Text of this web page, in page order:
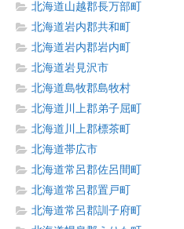
北海道山越郡長万部町
北海道岩内郡共和町
北海道岩内郡岩内町
北海道岩見沢市
北海道島牧郡島牧村
北海道川上郡弟子屈町
北海道川上郡標茶町
北海道帯広市
北海道常呂郡佐呂間町
北海道常呂郡置戸町
北海道常呂郡訓子府町